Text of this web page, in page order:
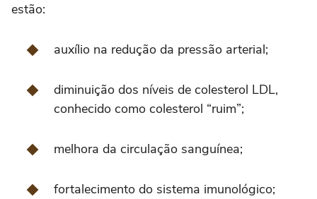
estão:
auxílio na redução da pressão arterial;
diminuição dos níveis de colesterol LDL,
conhecido como colesterol “ruim”;
melhora da circulação sanguínea;
fortalecimento do sistema imunológico;